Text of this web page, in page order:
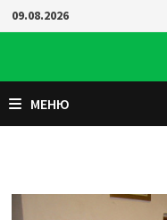
Перейти
к
09.08.2026
МЕНЮ